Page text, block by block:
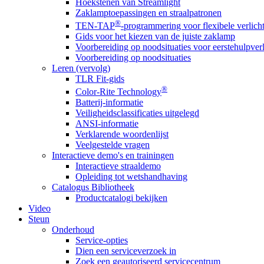
Zaklamptoepassingen en straalpatronen
TEN-TAP®-programmering voor flexibele
Gids voor het kiezen van de juiste zaklamp
Voorbereiding op noodsituaties voor
Voorbereiding op noodsituaties
Leren (vervolg)
TLR Fit-gids
Color-Rite Technology®
Batterij-informatie
Veiligheidsclassificaties uitgelegd
ANSI-informatie
Verklarende woordenlijst
Veelgestelde vragen
Interactieve demo's en trainingen
Interactieve straaldemo
Opleiding tot wetshandhaving
Catalogus Bibliotheek
Productcatalogi bekijken
Video
Steun
Onderhoud
Service-opties
Dien een serviceverzoek in
Zoek een geautoriseerd servicecentrum